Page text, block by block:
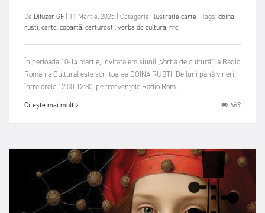
De Difuzor GF 11 Martie, 2025 Categorie: ilustrație carte Tags:doina
rusti,carte,copartă,carturesti,vorba de cultura,rrc,
În perioada 10-14 martie, invitata emisiunii „Vorba de cultură” la Radio
România Cultural este scriitoarea DOINA RUȘTI. De luni până vineri,
între orele 12:00-12:30, pe frecvențele Radio Rom...
Citește mai mult 669